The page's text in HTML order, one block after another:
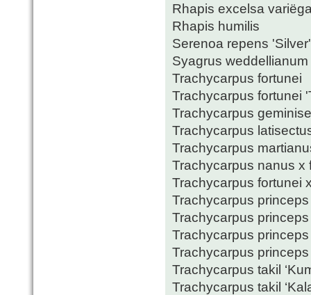
Rhapis excelsa
Rhapis humilis
Serenoa repens 'Silver'
Syagrus weddellianum
Trachycarpus fortunei
Trachycarpus fortunei
Trachycarpus
Trachycarpus
Trachycarpus
Trachycarpus nanus x
Trachycarpus fortunei
Trachycarpus princeps
Trachycarpus
Trachycarpus princeps
Trachycarpus
Trachycarpus takil
Trachycarpus takil